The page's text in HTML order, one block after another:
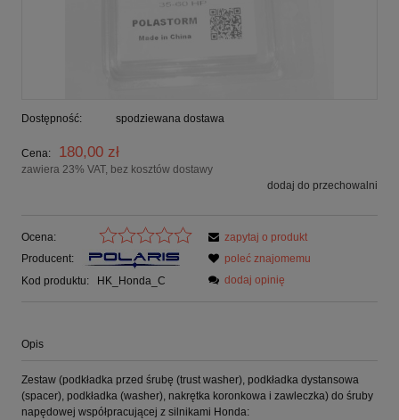
Dostępność: spodziewana dostawa
Cena: 180,00 zł
zawiera 23% VAT, bez kosztów dostawy
dodaj do przechowalni
Ocena:
Producent:
Kod produktu:
HK_Honda_C
zapytaj o produkt
poleć znajomemu
dodaj opinię
Opis
Zestaw (podkładka przed śrubę (trust washer), podkładka dystansowa
(spacer), podkładka (washer), nakrętka koronkowa i zawleczka) do śruby
napędowej współpracującej z silnikami Honda: